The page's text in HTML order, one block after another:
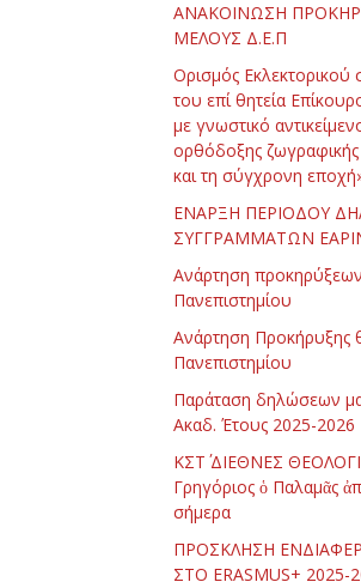
ΑΝΑΚΟΙΝΩΣΗ
ΜΕΛΟΥΣ Δ.Ε.Π
Ορισμός Εκλεκτορικού
του επί θητεία
με γνωστικό
ορθόδοξης
και τη σύγχρονη
ΕΝΑΡΞΗ ΠΕΡΙΟΔΟΥ
ΣΥΓΓΡΑΜΜΑΤΩΝ
Ανάρτηση
Πανεπιστημίου
Ανάρτηση Προκήρυξης
Πανεπιστημίου
Παράταση δηλώσεων
Ακαδ. Έτους 2025-2026
ΚΣΤ΄ ΔΙΕΘΝΕΣ
Γρηγόριος ὁ Παλαμᾶς
σήμερα
ΠΡΟΣΚΛΗΣΗ
ΣΤΟ ERASMUS+